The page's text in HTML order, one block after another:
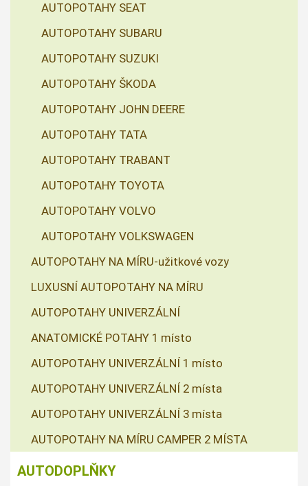
AUTOPOTAHY SEAT
AUTOPOTAHY SUBARU
AUTOPOTAHY SUZUKI
AUTOPOTAHY ŠKODA
AUTOPOTAHY JOHN DEERE
AUTOPOTAHY TATA
AUTOPOTAHY TRABANT
AUTOPOTAHY TOYOTA
AUTOPOTAHY VOLVO
AUTOPOTAHY VOLKSWAGEN
AUTOPOTAHY NA MÍRU-užitkové vozy
LUXUSNÍ AUTOPOTAHY NA MÍRU
AUTOPOTAHY UNIVERZÁLNÍ
ANATOMICKÉ POTAHY 1 místo
AUTOPOTAHY UNIVERZÁLNÍ 1 místo
AUTOPOTAHY UNIVERZÁLNÍ 2 místa
AUTOPOTAHY UNIVERZÁLNÍ 3 místa
AUTOPOTAHY NA MÍRU CAMPER 2 MÍSTA
AUTODOPLŇKY